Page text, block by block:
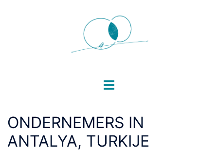
Toggle
ONDERNEMERS IN
ANTALYA, TURKIJE